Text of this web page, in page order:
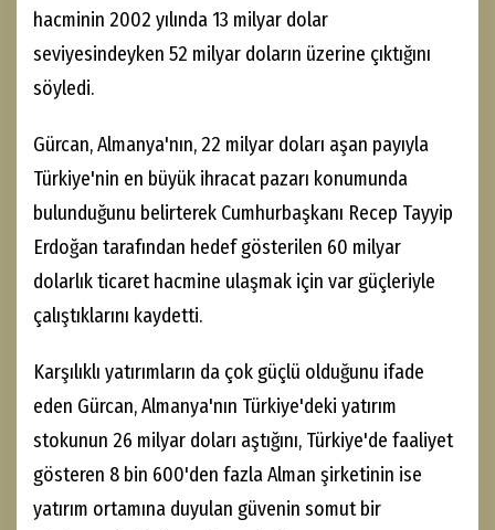
hacminin 2002 yılında 13 milyar dolar
seviyesindeyken 52 milyar doların üzerine çıktığını
söyledi.
Gürcan, Almanya'nın, 22 milyar doları aşan payıyla
Türkiye'nin en büyük ihracat pazarı konumunda
bulunduğunu belirterek Cumhurbaşkanı Recep Tayyip
Erdoğan tarafından hedef gösterilen 60 milyar
dolarlık ticaret hacmine ulaşmak için var güçleriyle
çalıştıklarını kaydetti.
Karşılıklı yatırımların da çok güçlü olduğunu ifade
eden Gürcan, Almanya'nın Türkiye'deki yatırım
stokunun 26 milyar doları aştığını, Türkiye'de faaliyet
gösteren 8 bin 600'den fazla Alman şirketinin ise
yatırım ortamına duyulan güvenin somut bir